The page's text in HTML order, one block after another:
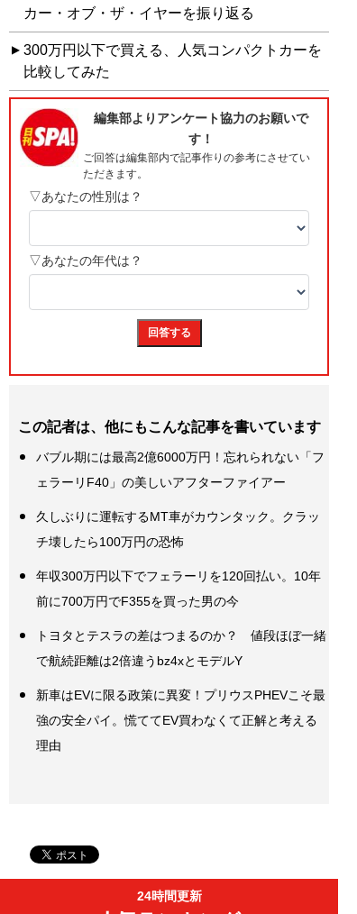
カー・オブ・ザ・イヤーを振り返る
300万円以下で買える、人気コンパクトカーを
比較してみた
この記者は、他にもこんな記事を書いています
バブル期には最高2億6000万円！忘れられない「フ
ェラーリF40」の美しいアフターファイアー
久しぶりに運転するMT車がカウンタック。クラッ
チ壊したら100万円の恐怖
年収300万円以下でフェラーリを120回払い。10年
前に700万円でF355を買った男の今
トヨタとテスラの差はつまるのか？ 値段ほぼ一緒
で航続距離は2倍違うbz4xとモデルY
新車はEVに限る政策に異変！プリウスPHEVこそ最
強の安全パイ。慌ててEV買わなくて正解と考える
理由
24時間更新